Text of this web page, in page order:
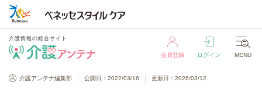
介護情報の総合サイト
会員登録 ログイン MENU
介護情報の総合サイト
介護アンテナ編集部 公開日：2022/03/16 更新日：2026/03/12